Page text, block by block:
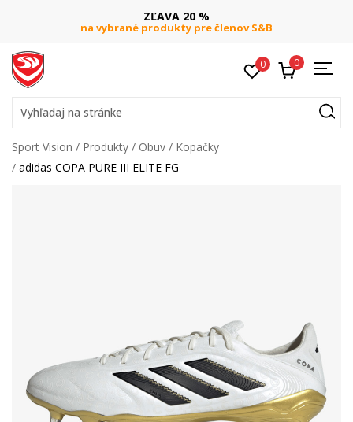
ZĽAVA 20 %
na vybrané produkty pre členov S&B
0 0
Vyhľadaj na stránke
Sport Vision Produkty Obuv
Kopačky
adidas COPA PURE III ELITE FG